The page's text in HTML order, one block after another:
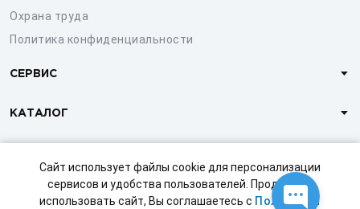
Сайт использует файлы cookie для персонализации
сервисов и удобства пользователей. Продолжая
использовать сайт, Вы соглашаетесь с Политикой
Охрана труда
Политика конфиденциальности
СЕРВИС
КАТАЛОГ